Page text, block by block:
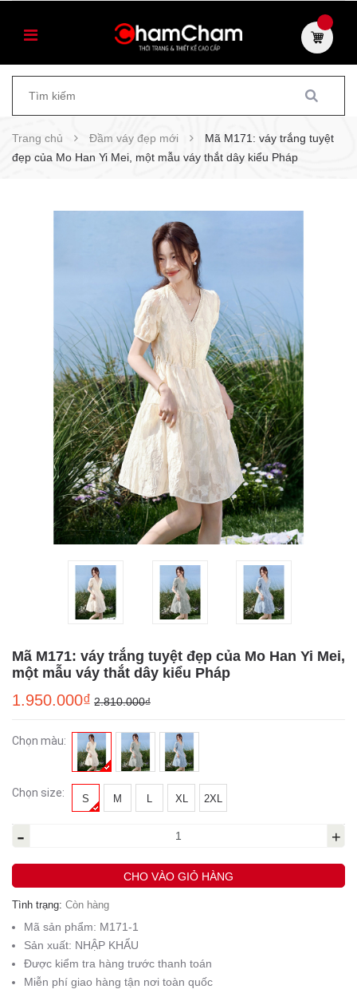
Trang chủ Đầm váy đẹp mới
Mã M171: váy trắng tuyệt
đẹp của Mo Han Yi Mei, một mẫu váy thắt dây kiểu Pháp
Mã M171: váy trắng tuyệt đẹp của Mo Han Yi Mei,
một mẫu váy thắt dây kiểu Pháp
1.950.000₫ 2.810.000₫
Chọn màu:
Chọn size: S M L XL 2XL
- +
CHO VÀO GIỎ HÀNG
Tình trạng: Còn hàng
Mã sản phẩm: M171-1
Sản xuất: NHẬP KHẨU
Được kiểm tra hàng trước thanh toán
Miễn phí giao hàng tận nơi toàn quốc